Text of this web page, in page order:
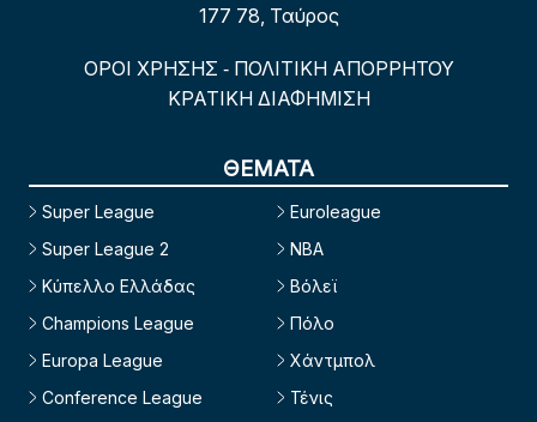
177 78, Ταύρος
ΟΡΟΙ ΧΡΗΣΗΣ - ΠΟΛΙΤΙΚΗ ΑΠΟΡΡΗΤΟΥ
ΚΡΑΤΙΚΗ ΔΙΑΦΗΜΙΣΗ
ΘΕΜΑΤΑ
Super League
Super League 2
Κύπελλο Ελλάδας
Champions League
Europa League
Conference League
Euroleague
NBA
Βόλεϊ
Πόλο
Χάντμπολ
Τένις